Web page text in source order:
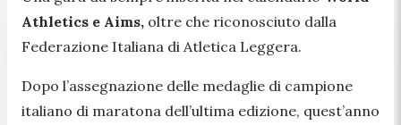
Athletics e Aims, oltre che riconosciuto dalla
Federazione Italiana di Atletica Leggera.
Dopo l’assegnazione delle medaglie di campione
italiano di maratona dell’ultima edizione, quest’anno